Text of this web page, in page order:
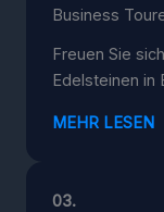
Business
Freuen Sie
Edelsteinen in
MEHR LESEN
03.